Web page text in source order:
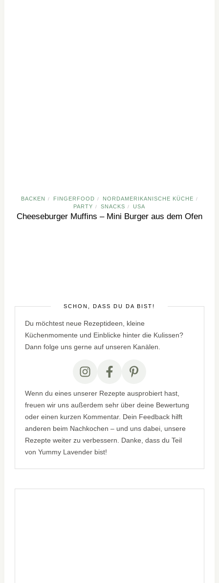
BACKEN / FINGERFOOD / NORDAMERIKANISCHE KÜCHE /
PARTY / SNACKS / USA
Cheeseburger Muffins – Mini Burger aus dem Ofen
SCHÖN, DASS DU DA BIST!
Du möchtest neue Rezeptideen, kleine
Küchenmomente und Einblicke hinter die Kulissen?
Dann folge uns gerne auf unseren Kanälen.
Wenn du eines unserer Rezepte ausprobiert hast,
freuen wir uns außerdem sehr über deine Bewertung
oder einen kurzen Kommentar. Dein Feedback hilft
anderen beim Nachkochen – und uns dabei, unsere
Rezepte weiter zu verbessern. Danke, dass du Teil
von Yummy Lavender bist!